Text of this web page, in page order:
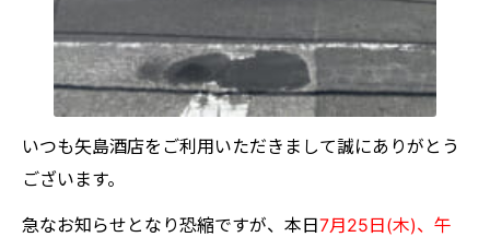
いつも矢島酒店をご利用いただきまして誠にありがとう
ございます。
急なお知らせとなり恐縮ですが、本日7月25日(木)、午